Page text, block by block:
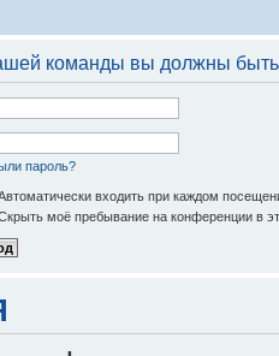
команды вы должны
пароль?
входить при каждом
моё пребывание на конференции в